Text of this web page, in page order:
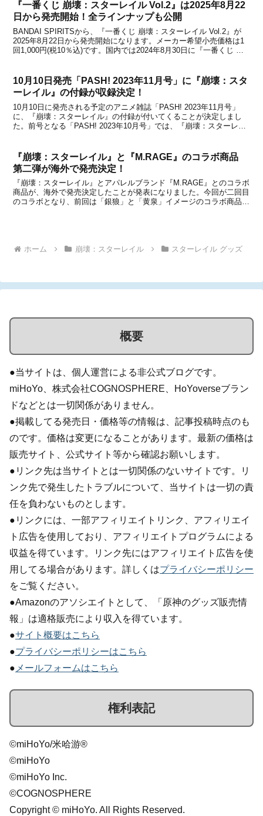
『一番くじ 崩壊：スターレイル Vol.2』は2025年8月22
日から発売開始！全ラインナップも公開
BANDAI SPIRITSから、『一番くじ 崩壊：スターレイル Vol.2』が
2025年8月22日から発売開始になります。メーカー希望小売価格は1
回1,000円(税10％込)です。国内では2024年8月30日に『一番くじ 崩
10月10日発売「PASH! 2023年11月号」に『崩壊：スタ
ーレイル』の付録が収録決定！
10月10日に発売される予定のアニメ雑誌「PASH! 2023年11月号」
に、『崩壊：スターレイル』の付録が付いてくることが決定しまし
た。前号となる「PASH! 2023年10月号」では、『崩壊：スターレイ
『崩壊：スターレイル』と『M.RAGE』のコラボ商品
第二弾が海外で発売決定！
『崩壊：スターレイル』とアパレルブランド『M.RAGE』とのコラボ
商品が、海外で発売決定したことが発表になりました。今回が二回目
のコラボとなり、前回は「銀狼」と「黄泉」イメージのコラボ商品が
ホーム 崩壊：スターレイル スターレイル グッズ
概要
●当サイトは、個人運営による非公式ブログです。
miHoYo、株式会社COGNOSPHERE、HoYoverseブラン
ドなどとは一切関係がありません。
●掲載してる発売日・価格等の情報は、記事投稿時点のも
のです。価格は変更になることがあります。最新の価格は
販売サイト、公式サイト等から確認お願いします。
●リンク先は当サイトとは一切関係のないサイトです。リ
ンク先で発生したトラブルについて、当サイトは一切の責
任を負わないものとします。
●リンクには、一部アフィリエイトリンク、アフィリエイ
ト広告を使用しており、アフィリエイトプログラムによる
収益を得ています。リンク先にはアフィリエイト広告を使
用してる場合があります。詳しくはプライバシーポリシー
をご覧ください。
●Amazonのアソシエイトとして、「原神のグッズ販売情
報」は適格販売により収入を得ています。
●サイト概要はこちら
●プライバシーポリシーはこちら
● メールフォームはこちら
権利表記
©miHoYo/米哈游®
©miHoYo
©miHoYo Inc.
©COGNOSPHERE
Copyright © miHoYo. All Rights Reserved.